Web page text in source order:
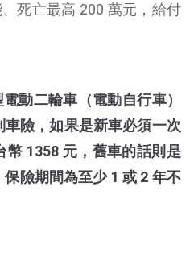
死亡最高 200 萬元，給付
動二輪車（電動自行車）
險，如果是新車必須一次
幣 1358 元，舊車的話則是
險期間為至少 1 或 2 年不